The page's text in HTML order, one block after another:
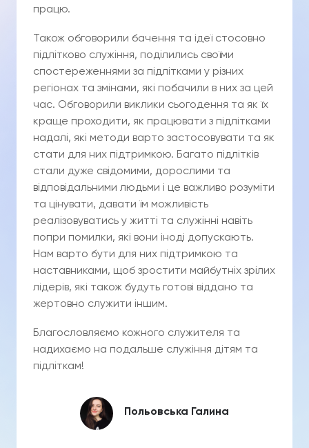
працю.
Також обговорили бачення та ідеї стосовно
підлітково служіння, поділились своїми
спостереженнями за підлітками у різних
регіонах та змінами, які побачили в них за цей
час. Обговорили виклики сьогодення та як їх
краще проходити, як працювати з підлітками
надалі, які методи варто застосовувати та як
стати для них підтримкою. Багато підлітків
стали дуже свідомими, дорослими та
відповідальними людьми і це важливо розуміти
та цінувати, давати їм можливість
реалізовуватись у житті та служінні навіть
попри помилки, які вони іноді допускають.
Нам варто бути для них підтримкою та
наставниками, щоб зростити майбутніх зрілих
лідерів, які також будуть готові віддано та
жертовно служити іншим.
Благословляємо кожного служителя та
надихаємо на подальше служіння дітям та
підліткам!
Польовська Галина